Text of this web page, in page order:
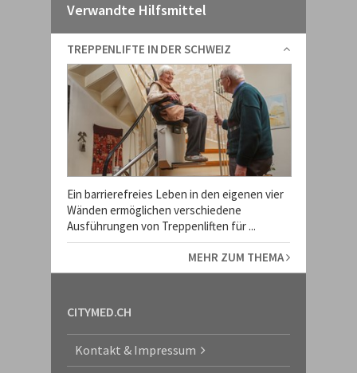
Verwandte Hilfsmittel
TREPPENLIFTE IN DER SCHWEIZ
Ein barrierefreies Leben in den eigenen vier
Wänden ermöglichen verschiedene
Ausführungen von Treppenliften für ...
MEHR ZUM THEMA
CITYMED.CH
Kontakt & Impressum